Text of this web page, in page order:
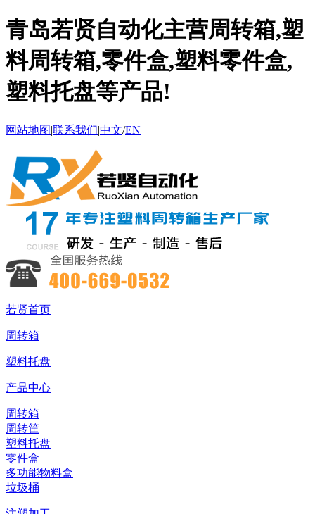
青岛若贤自动化主营周转箱,塑
料周转箱,零件盒,塑料零件盒,
塑料托盘等产品!
网站地图|联系我们|中文/EN
若贤首页
周转箱
塑料托盘
产品中心
周转箱
周转筐
塑料托盘
零件盒
多功能物料盒
垃圾桶